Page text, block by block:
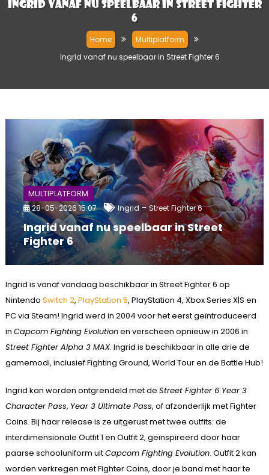
Ingrid vanaf nu speelbaar in Street Fighter
6
Home
Multiplatform
Ingrid vanaf nu speelbaar in Street Fighter 6
MULTIPLATFORM
28-05-2026 15:07 Ingrid-Street Fighter 6
Ingrid vanaf nu speelbaar in Street
Fighter 6
Ingrid is vanaf vandaag beschikbaar in Street Fighter 6 op
Nintendo Switch 2, PlayStation 5, PlayStation 4, Xbox Series X|S en
PC via Steam! Ingrid werd in 2004 voor het eerst geïntroduceerd
in Capcom Fighting Evolutionen verscheen opnieuw in 2006 in
Street Fighter Alpha 3 MAX. Ingrid is beschikbaar in alle drie de
gamemodi, inclusief Fighting Ground, World Tour en de Battle Hub!
Ingrid kan worden ontgrendeld met de Street Fighter 6 Year 3
Character Pass, Year 3 Ultimate Pass, of afzonderlijk met Fighter
Coins. Bij haar release is ze uitgerust met twee outfits: de
interdimensionale Outfit 1 en Outfit 2, geïnspireerd door haar
paarse schooluniform uitCapcom Fighting Evolution. Outfit 2 kan
worden verkregen met Fighter Coins, door je band met haar te